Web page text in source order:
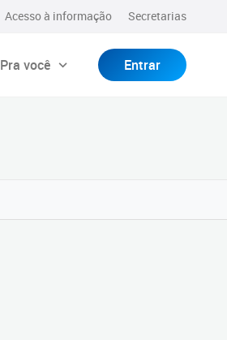
Acesso à informação Secretarias
Pra você Entrar